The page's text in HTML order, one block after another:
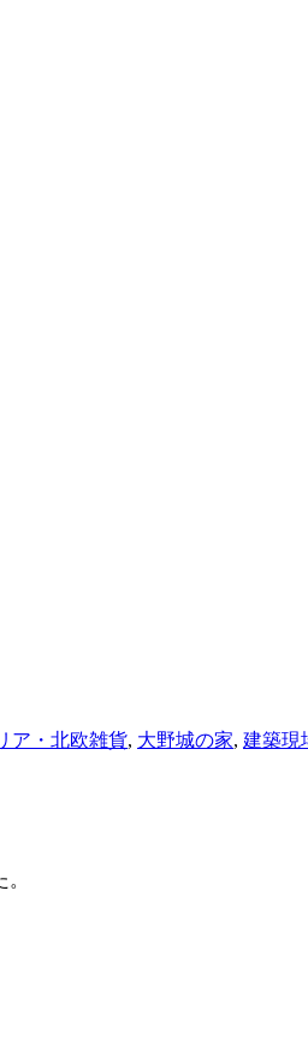
ア・北欧雑貨, 大野城の家, 建築現